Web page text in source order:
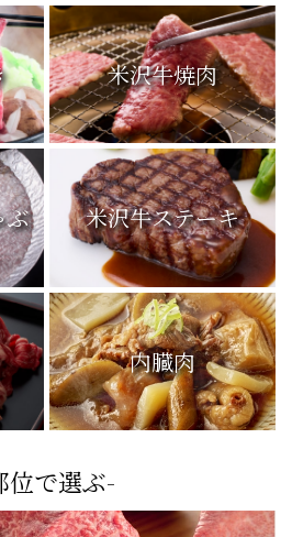
米沢牛焼肉
ぶ 米沢牛ステーキ
内臓肉
位で選ぶ-